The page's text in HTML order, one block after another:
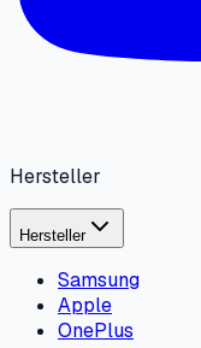
Hersteller
Hersteller
Samsung
Apple
OnePlus